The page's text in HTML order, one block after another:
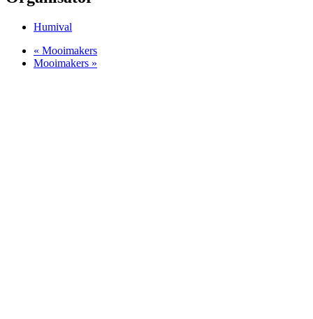
Humival
« Mooimakers
Mooimakers »